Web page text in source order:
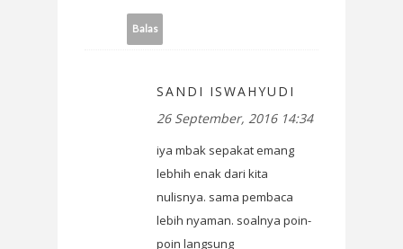
Balas
SANDI ISWAHYUDI
26 September, 2016 14:34
iya mbak sepakat emang
lebhih enak dari kita
nulisnya. sama pembaca
lebih nyaman. soalnya poin-
poin langsung